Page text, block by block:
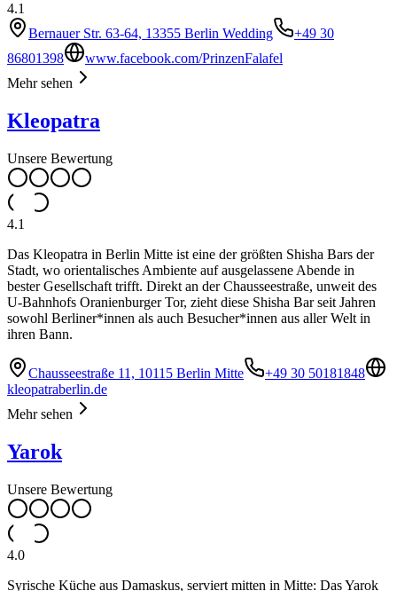
4.1
Bernauer Str. 63-64, 13355 Berlin Wedding
+49 30
86801398
www.facebook.com/PrinzenFalafel
Mehr sehen
Kleopatra
Unsere Bewertung
4.1
Das Kleopatra in Berlin Mitte ist eine der größten Shisha Bars der
Stadt, wo orientalisches Ambiente auf ausgelassene Abende in
bester Gesellschaft trifft. Direkt an der Chausseestraße, unweit des
U-Bahnhofs Oranienburger Tor, zieht diese Shisha Bar seit Jahren
sowohl Berliner*innen als auch Besucher*innen aus aller Welt in
ihren Bann.
Chausseestraße 11, 10115 Berlin Mitte
+49 30 50181848
kleopatraberlin.de
Mehr sehen
Yarok
Unsere Bewertung
4.0
Syrische Küche aus Damaskus, serviert mitten in Mitte: Das Yarok